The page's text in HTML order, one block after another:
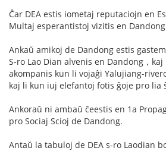
Ĉar DEA estis iometaj reputaciojn en
Multaj esperantistoj vizitis en
Ankaŭ amikoj de Dandong estis
S-ro Lao Dian alvenis en Dandong，
akompanis kun li vojaĝi Yalujiang-
kaj li kun iuj elefantoj fotis ĝoje pro lia
Ankoraŭ ni ambaŭ ĉeestis en 1a
pro Sociaj Scioj de Dandong.
Antaŭ la tabuloj de DEA s-ro Laodian